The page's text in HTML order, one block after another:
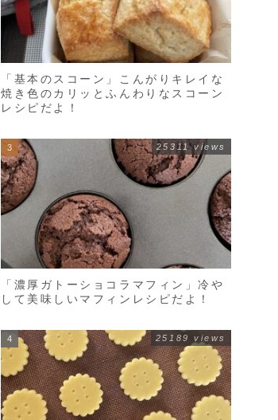
「基本のスコーン」こんがりキレイな
焼き色のカリッとふんわりなスコーン
レシピだよ！
「濃厚ガトーショコラマフィン」冷や
して美味しいマフィンレシピだよ！
25311 views
25189 views